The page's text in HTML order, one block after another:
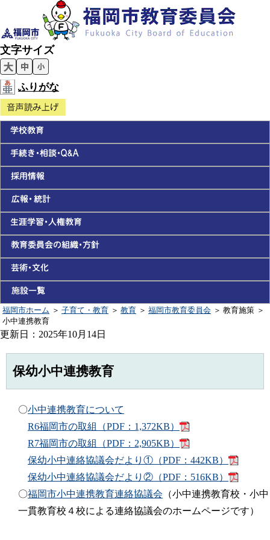
文字サイズ
ふりがな
福岡市ホーム ＞ 子育て・教育 ＞ 教育 ＞ 福岡市教育委員会 ＞ 教育施策 ＞
小中連携教育
更新日：2025年10月14日
保幼小中連携教育
〇小中連携教育について
R6福岡市の取組（PDF：1,372KB）
R7福岡市の取組（PDF：2,905KB）
保幼小中連絡協議会だより①（PDF：442KB）
保幼小中連絡協議会だより②（PDF：516KB）
〇福岡市小中連携教育連絡協議会 （小中連携教育校・小中
一貫教育校４校による連絡協議会のホームページです）